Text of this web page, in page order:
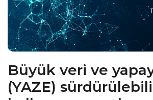
Büyük veri ve
(YAZE)